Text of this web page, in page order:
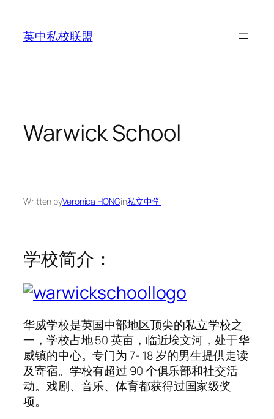
content
英中私校联盟
Warwick School
Written byVeronica HONGin私立中学
学校简介：
华威学校是英国中部地区顶尖的私立学校之
一，学校占地 50 英亩，临近埃文河，处于华
威镇的中心。专门为 7- 18 岁的男生提供走读
及寄宿。学校有超过 90 个俱乐部和社交活
动。戏剧、音乐、体育都获得过国家级奖
项。